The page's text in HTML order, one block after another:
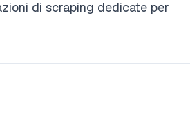
di scraping dedicate per